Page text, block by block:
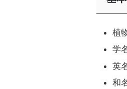
植
学
英
和